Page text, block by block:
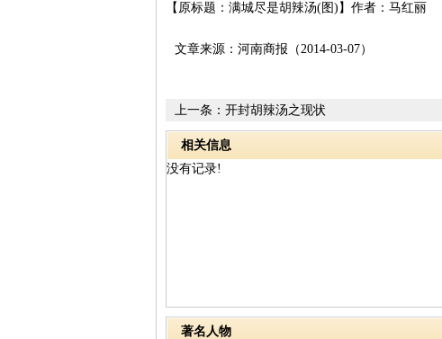
【原标题：满城尽是胡辣汤(图)】作者：马红丽
文章来源：河南商报（2014-03-07）
上一条： 开封胡辣汤之现状
相关信息
没有记录!
著名人物